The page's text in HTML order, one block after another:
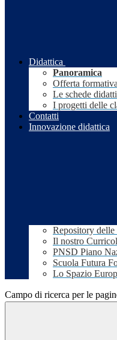
Didattica
Panoramica
Offerta formativa
Le schede
I progetti delle
Contatti
Innovazione didattica
Repository delle
Il nostro
PNSD Piano
Scuola Futura
Lo Spazio
Campo di ricerca per le